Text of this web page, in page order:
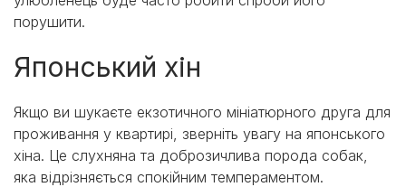
порушити.
Японський хін
Якщо ви шукаєте екзотичного мініатюрного друга для
проживання у квартирі, зверніть увагу на японського
хіна. Це слухняна та доброзичлива порода собак,
яка відрізняється спокійним темпераментом.